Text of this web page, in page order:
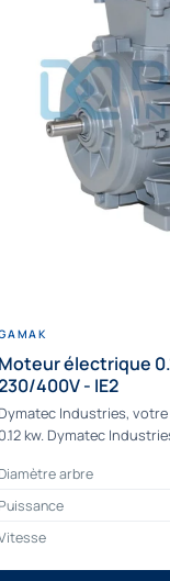
Moteur électrique
400V - IE2
Dymatec Industries,
0.12 kw. Dymatec
Diamètre arbre
Puissance